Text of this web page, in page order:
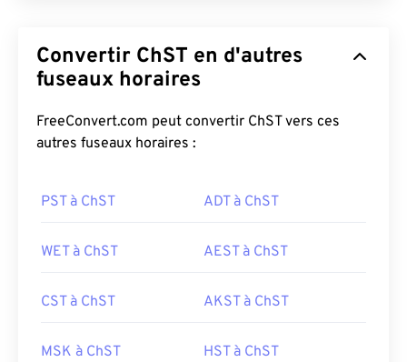
Convertir ChST en d'autres
fuseaux horaires
FreeConvert.com peut convertir ChST vers ces
autres fuseaux horaires :
PST à ChST ADT à ChST
WET à ChST AEST à ChST
CST à ChST AKST à ChST
MSK à ChST HST à ChST